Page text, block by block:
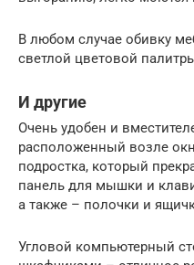
В любом случае обивку
светлой цветовой
И другие
Очень удобен и
расположенный возле
подростка, который
панель для мышки и
а также – полочки и
Угловой компьютерный